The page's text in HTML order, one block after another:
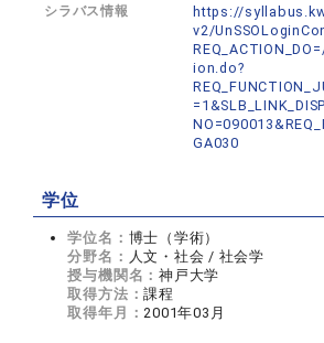
シラバス情報
https://
v2/
ion.do?
GA030
学位
学位名： 博士（学術）
分野名： 人文・社会 / 社会学
授与機関名：神戸大学
取得方法：課程
取得年月：2001年03月